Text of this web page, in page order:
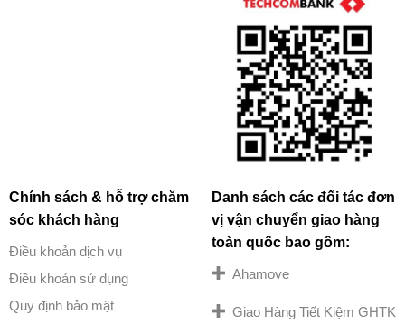
Chính sách & hỗ trợ chăm
sóc khách hàng
Điều khoản dịch vụ
Điều khoản sử dụng
Quy định bảo mật
Danh sách các đối tác đơn
vị vận chuyển giao hàng
toàn quốc bao gồm:
Ahamove
Giao Hàng Tiết Kiệm GHTK